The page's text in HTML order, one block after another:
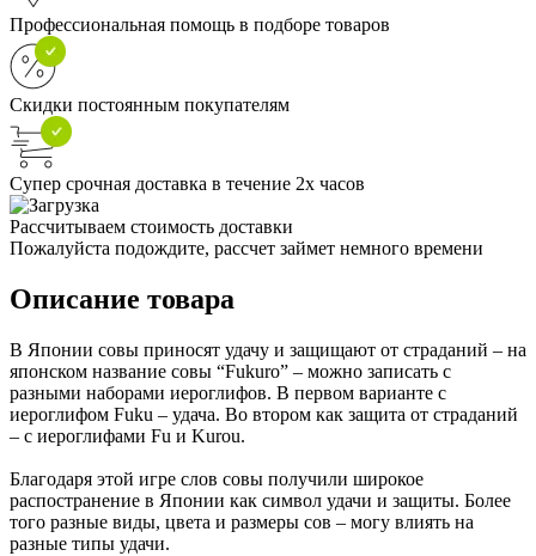
Профессиональная помощь в подборе товаров
Скидки постоянным покупателям
Супер срочная доставка в течение 2х часов
Рассчитываем стоимость доставки
Пожалуйста подождите, рассчет займет немного времени
Описание товара
В Японии совы приносят удачу и защищают от страданий – на
японском название совы “Fukuro” – можно записать с
разными наборами иероглифов. В первом варианте с
иероглифом Fuku – удача. Во втором как защита от страданий
– с иероглифами Fu и Kurou.
Благодаря этой игре слов совы получили широкое
распостранение в Японии как символ удачи и защиты. Более
того разные виды, цвета и размеры сов – могу влиять на
разные типы удачи.